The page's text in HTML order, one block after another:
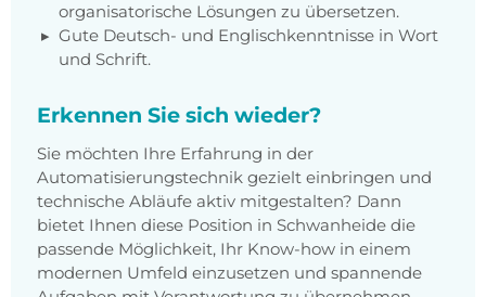
organisatorische Lösungen zu übersetzen.
Gute Deutsch- und Englischkenntnisse in Wort
und Schrift.
Erkennen Sie sich wieder?
Sie möchten Ihre Erfahrung in der
Automatisierungstechnik gezielt einbringen und
technische Abläufe aktiv mitgestalten? Dann
bietet Ihnen diese Position in Schwanheide die
passende Möglichkeit, Ihr Know-how in einem
modernen Umfeld einzusetzen und spannende